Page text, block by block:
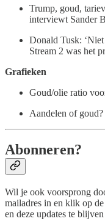
Trump, goud,
interviewt Sander
Donald Tusk:
Stream 2 was het
Grafieken
Goud/olie ratio
Aandelen of goud?
Abonneren?
Wil je ook voorsprong
mailadres in en klik op
en deze updates te